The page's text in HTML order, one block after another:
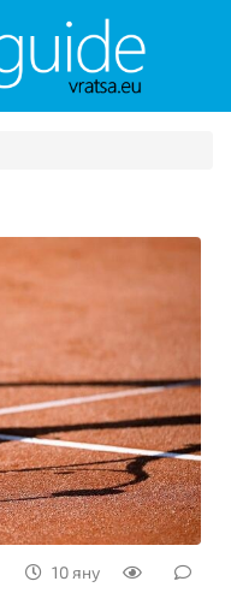
10 яну